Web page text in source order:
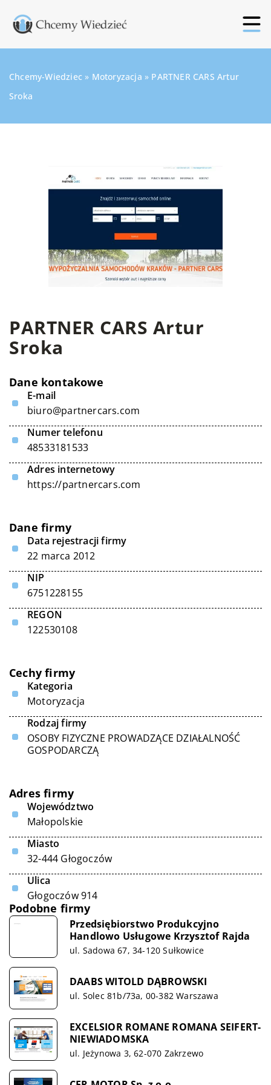
Chcemy-Wiedziec » Motoryzacja » PARTNER CARS Artur
Sroka
PARTNER CARS Artur
Sroka
Dane kontakowe
E-mail
biuro@partnercars.com
Numer telefonu
48533181533
Adres internetowy
https://partnercars.com
Dane firmy
Data rejestracji firmy
22 marca 2012
NIP
6751228155
REGON
122530108
Cechy firmy
Kategoria
Motoryzacja
Rodzaj firmy
OSOBY FIZYCZNE PROWADZĄCE DZIAŁALNOŚĆ
GOSPODARCZĄ
Adres firmy
Województwo
Małopolskie
Miasto
32-444 Głogoczów
Ulica
Głogoczów 914
Podobne firmy
Przedsiębiorstwo Produkcyjno
Handlowo Usługowe Krzysztof Rajda
ul. Sadowa 67, 34-120 Sułkowice
DAABS WITOLD DĄBROWSKI
ul. Solec 81b/73a, 00-382 Warszawa
EXCELSIOR ROMANE ROMANA SEIFERT-
NIEWIADOMSKA
ul. Jeżynowa 3, 62-070 Zakrzewo